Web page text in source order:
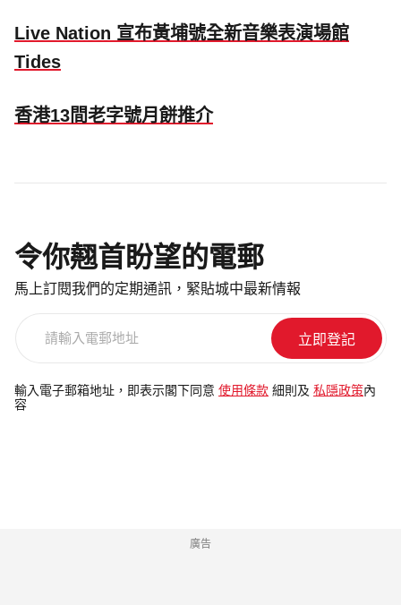
Live Nation 宣布黃埔號全新音樂表演場館
Tides
香港13間老字號月餅推介
令你翹首盼望的電郵
馬上訂閱我們的定期通訊，緊貼城中最新情報
電
郵
輸入電子郵箱地址，即表示閣下同意 使用條款 細則及 私隱政策 內
容
廣告